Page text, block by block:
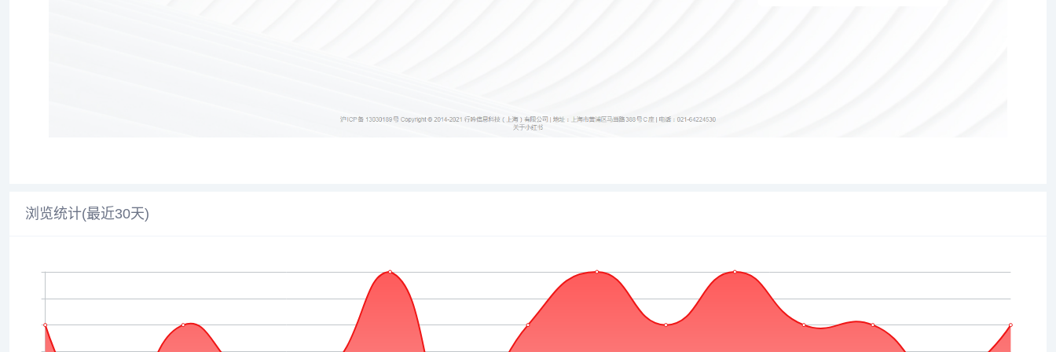
浏览统计(最近30天)